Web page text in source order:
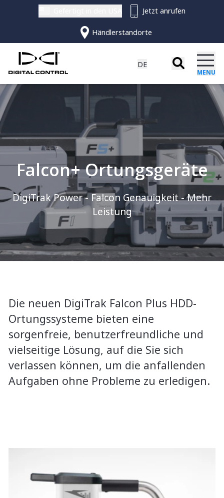
Jetzt anrufen
Händlerstandorte
DE
DE - DEUTSCH
MENU
PRODUKTE
Ortungsgeräte
Geländekartierung
Sender
Ferndisplays
SOFTWARE
LWD
RESSOURCEN
News und Beiträge
Events
Händler
SUPPORT
KONTAKT
Falcon+ Ortungsgeräte
DigiTrak Power - Falcon Genauigkeit - Mehr
Leistung
Die neuen DigiTrak Falcon Plus HDD-
Ortungssysteme bieten eine
sorgenfreie, benutzerfreundliche und
vielseitige Lösung, auf die Sie sich
verlassen können, um die anfallenden
Aufgaben ohne Probleme zu erledigen.